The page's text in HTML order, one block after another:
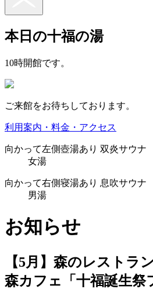
本日の十福の湯
10時開館です。
ご来館をお待ちしております。
利用案内・料金・アクセス
向かって左側壺湯あり 双炎サウナ
女湯
向かって右側寝湯あり 息吹サウナ
男湯
お知らせ
【5月】森のレストラ
森カフェ「十福誕生祭